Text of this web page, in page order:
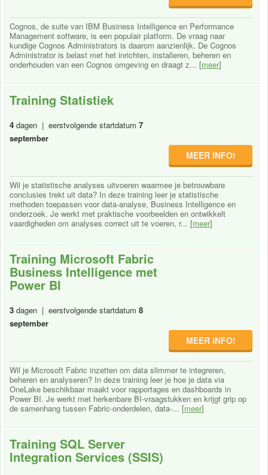
Cognos, de suite van IBM Business Intelligence en Performance
Management software, is een populair platform. De vraag naar
kundige Cognos Administrators is daarom aanzienlijk. De Cognos
Administrator is belast met het inrichten, installeren, beheren en
onderhouden van een Cognos omgeving en draagt z... [meer]
Training Statistiek
4 dagen | eerstvolgende startdatum 7
september
MEER INFO!
Wil je statistische analyses uitvoeren waarmee je betrouwbare
conclusies trekt uit data? In deze training leer je statistische
methoden toepassen voor data-analyse, Business Intelligence en
onderzoek. Je werkt met praktische voorbeelden en ontwikkelt
vaardigheden om analyses correct uit te voeren, r... [meer]
Training Microsoft Fabric
Business Intelligence met
Power BI
3 dagen | eerstvolgende startdatum 8
september
MEER INFO!
Wil je Microsoft Fabric inzetten om data slimmer te integreren,
beheren en analyseren? In deze training leer je hoe je data via
OneLake beschikbaar maakt voor rapportages en dashboards in
Power BI. Je werkt met herkenbare BI-vraagstukken en krijgt grip op
de samenhang tussen Fabric-onderdelen, data-... [meer]
Training SQL Server
Integration Services (SSIS)